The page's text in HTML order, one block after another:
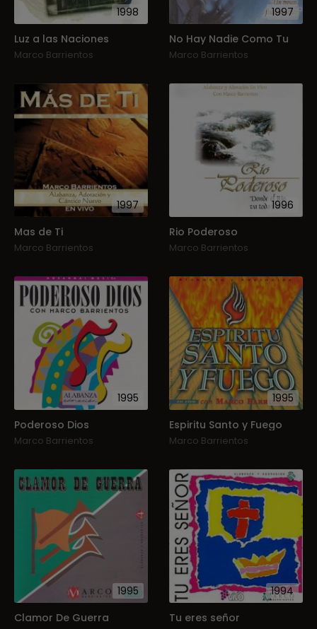
1998
Luz a las Naciones
Marco Barrientos
1997
No Hay Nadie Como Tu
Marco Barrientos
1997
Mas de Ti
Marco Barrientos
1996
Rio Poderoso
Marco Barrientos
1995
Poderoso Dios
Marco Barrientos
1995
Espiritu Santo y Fuego
Marco Barrientos
1995
Clamor De Guerra
1994
Tu eres señor